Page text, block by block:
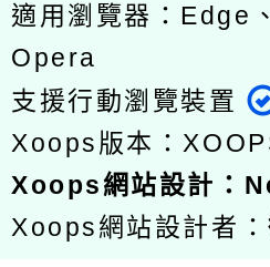
適用瀏覽器：
Opera
支援行動瀏覽裝置
Xoops版本：
Xoops網站設計 ：
Xoops網站設計者：